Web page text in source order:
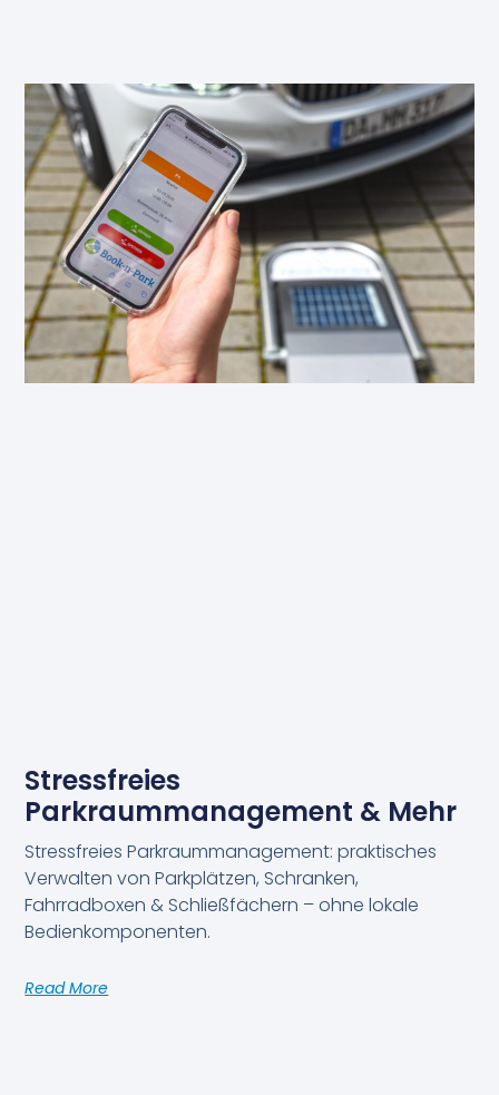
Stressfreies
Parkraummanagement & Mehr
Stressfreies Parkraummanagement: praktisches
Verwalten von Parkplätzen, Schranken,
Fahrradboxen & Schließfächern – ohne lokale
Bedienkomponenten.
Read More